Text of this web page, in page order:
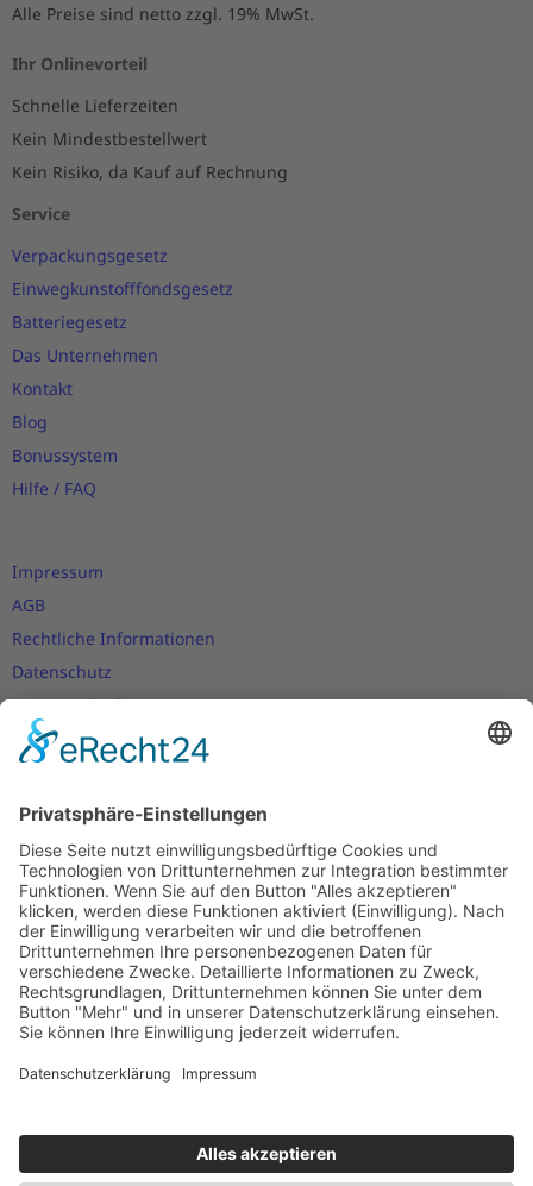
Alle Preise sind netto zzgl. 19% MwSt.
Ihr Onlinevorteil
Schnelle Lieferzeiten
Kein Mindestbestellwert
Kein Risiko, da Kauf auf Rechnung
Service
Verpackungsgesetz
Einwegkunstofffondsgesetz
Batteriegesetz
Das Unternehmen
Kontakt
Blog
Bonussystem
Hilfe / FAQ
Impressum
AGB
Rechtliche Informationen
Datenschutz
Nutzungsbedingungen
Versand- und Zahlungsbedingungen
Cookie-Einstellungen
Newsletter
Verpassen Sie keine Neuigkeiten,
Angebote und Gutscheine!
Jetzt anmelden und10 EUR Gutscheinsichern!
Abmeldung jederzeit möglich.